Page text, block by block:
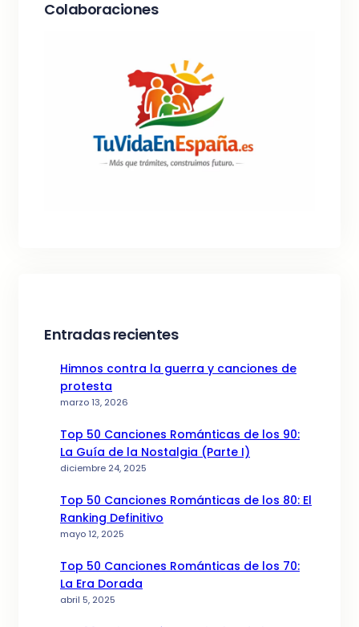
Colaboraciones
Entradas recientes
Himnos contra la guerra y canciones de
protesta
marzo 13, 2026
Top 50 Canciones Románticas de los 90:
La Guía de la Nostalgia (Parte I)
diciembre 24, 2025
Top 50 Canciones Románticas de los 80: El
Ranking Definitivo
mayo 12, 2025
Top 50 Canciones Románticas de los 70:
La Era Dorada
abril 5, 2025